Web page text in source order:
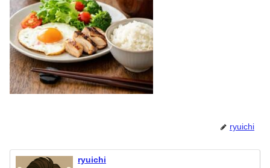
ryuichi
ryuichi